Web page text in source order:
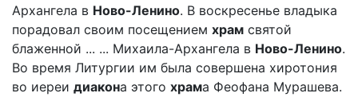
Архангела в Ново-Ленино. В воскресенье владыка
порадовал своим посещением храм святой
блаженной ... ... Михаила-Архангела в Ново-Ленино.
Во время Литургии им была совершена хиротония
во иереи диакона этого храма Феофана Мурашева.